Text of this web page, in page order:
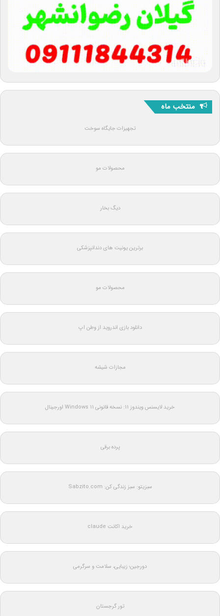
منتخب ماه
تجهیزات جایگاه سوخت
محصولات مو
دیگ بخار
برترین یونیت های دندانپزشکی
محصولات مو
دانلود بازی اندروید از وطن اپ
مجازات شیشه
خرید لایسنس ویندوز 11: نسخه قانونی Windows 11 اورجینال
پرده برقی
سبزیتو: سبز زندگی کن: Sabzito.com
خرید اکانت claude
دورجین؛ زیبایی، سلامت و سرگرمی
تور گرجستان